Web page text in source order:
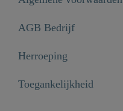
AGB Bedrijf
Herroeping
Toegankelijkheid